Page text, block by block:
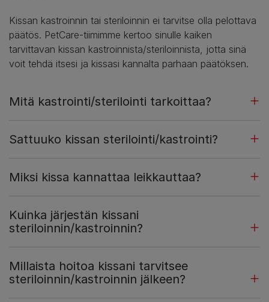
Kissan kastroinnin tai steriloinnin ei tarvitse olla pelottava
päätös. PetCare-tiimimme kertoo sinulle kaiken
tarvittavan kissan kastroinnista/steriloinnista, jotta sinä
voit tehdä itsesi ja kissasi kannalta parhaan päätöksen.
Mitä kastrointi/sterilointi tarkoittaa?
Sattuuko kissan sterilointi/kastrointi?
Miksi kissa kannattaa leikkauttaa?
Kuinka järjestän kissani
steriloinnin/kastroinnin?
Millaista hoitoa kissani tarvitsee
steriloinnin/kastroinnin jälkeen?